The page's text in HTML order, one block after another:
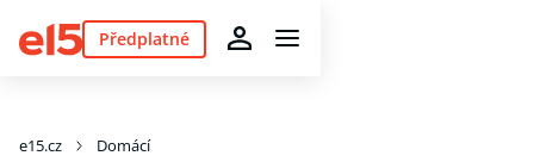
Předplatné
e15.cz Domácí